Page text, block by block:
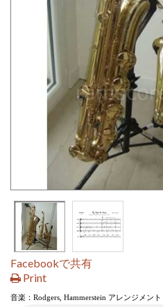
Facebookで共有
Print
音楽：Rodgers, Hammerstein アレンジメント